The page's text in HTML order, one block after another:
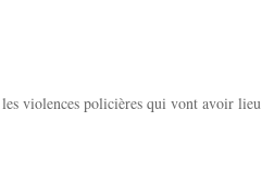
violences policières qui vont avoir lieu